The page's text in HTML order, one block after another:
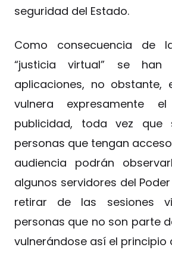
seguridad del Estado.
Como consecuencia de
“justicia virtual” se han
aplicaciones, no obstante,
vulnera expresamente
publicidad, toda vez que
personas que tengan
audiencia podrán
algunos servidores del
retirar de las sesiones
personas que no son parte
vulnerándose así el principio